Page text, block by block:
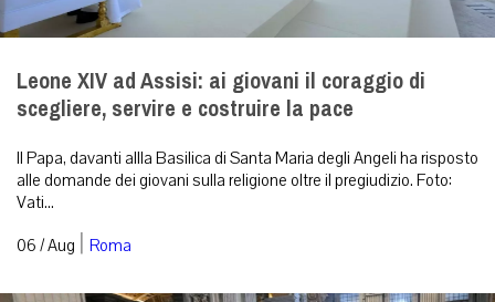
Leone XIV ad Assisi: ai giovani il coraggio di
scegliere, servire e costruire la pace
Il Papa, davanti allla Basilica di Santa Maria degli Angeli ha risposto
alle domande dei giovani sulla religione oltre il pregiudizio. Foto:
Vati...
06 / Aug | Roma